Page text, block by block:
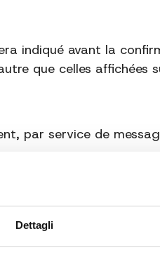
Dettagli
indiqué avant la
que celles affichées
par service de
indication différente
de destination et des
par le transporteur
de l’envoi.
livraison pourra être